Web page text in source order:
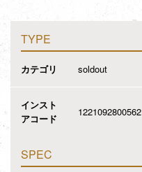
TYPE
カテゴリ soldout
インスト
アコード
1221092800562
SPEC